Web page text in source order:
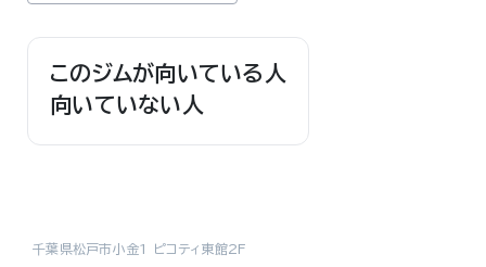
このジムが向いている人
向いていない人
千葉県松戸市小金1 ピコティ東館2F